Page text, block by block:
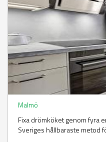
Malmö
Fixa drömköket genom fyra
Sveriges hållbaraste metod